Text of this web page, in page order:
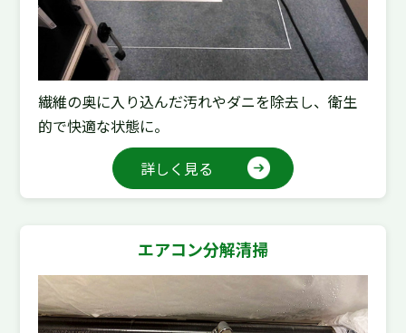
繊維の奥に入り込んだ汚れやダニを除去し、衛生
的で快適な状態に。
詳しく見る
エアコン分解清掃